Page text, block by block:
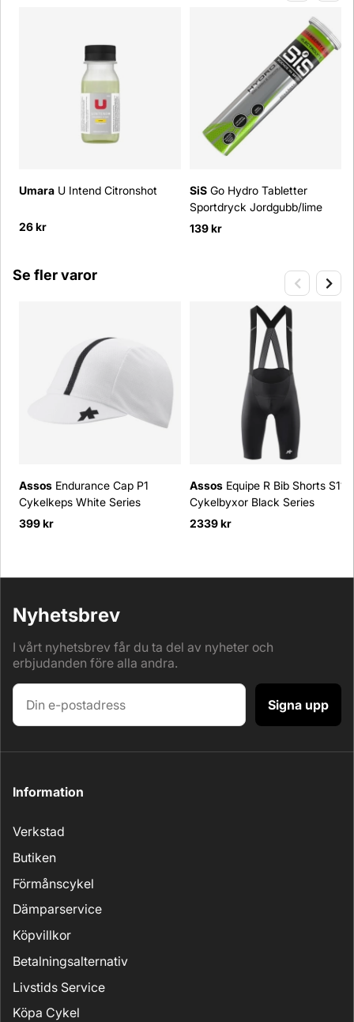
Umara U Intend Citronshot
26 kr
SiS Go Hydro Tabletter
Sportdryck Jordgubb/lime
139 kr
Se fler varor
Assos Endurance Cap P1
Cykelkeps White Series
399 kr
Assos Equipe R Bib Shorts S11
Cykelbyxor Black Series
2339 kr
Nyhetsbrev
I vårt nyhetsbrev får du ta del av nyheter och
erbjudanden före alla andra.
Signa upp
Information
Verkstad
Butiken
Förmånscykel
Dämparservice
Köpvillkor
Betalningsalternativ
Livstids Service
Köpa Cykel